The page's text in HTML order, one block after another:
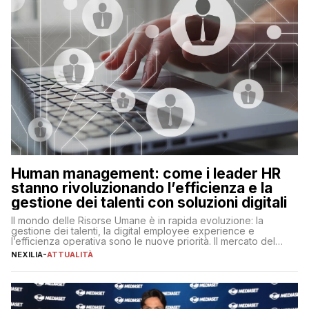
Human management: come i leader HR
stanno rivoluzionando l’efficienza e la
gestione dei talenti con soluzioni digitali
Il mondo delle Risorse Umane è in rapida evoluzione: la
gestione dei talenti, la digital employee experience e
l’efficienza operativa sono le nuove priorità. Il mercato del
lavoro, d’altra parte, è sempre più competitivo con una lotta
NEXILIA-ATTUALITÀ